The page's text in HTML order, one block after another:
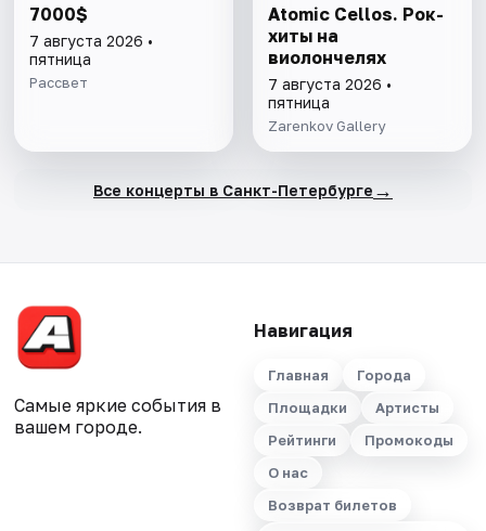
7000$
7 августа 2026 •
пятница
Рассвет
Atomic Cellos. Рок-
хиты на
виолончелях
7 августа 2026 •
пятница
Zarenkov Gallery
Все концерты в Санкт-Петербурге →
Самые яркие события в
вашем городе.
Навигация
Главная
Города
Площадки
Артисты
Рейтинги
Промокоды
О нас
Возврат билетов